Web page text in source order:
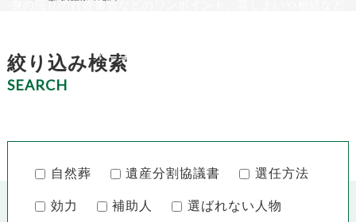
身の回りの行政書類などのワンポイント、墓じまいや相続など
ネになる小噺をお届けします。
絞り込み検索
SEARCH
自然葬 遺産分割協議書 選任方法
効力 補助人 選ばれない人物